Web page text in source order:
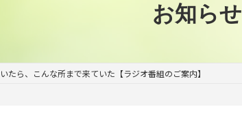
お知らせ
たら、こんな所まで来ていた【ラジオ番組のご案内】